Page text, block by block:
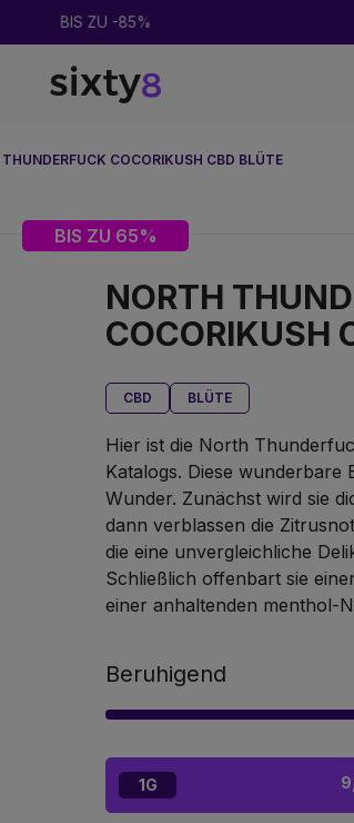
COCORIKUSH CBD BLÜTE
BIS ZU 65%
NORTH
COCORIKUSH
CBD BLÜTE
Hier ist die North
Katalogs. Diese wunderbare
Wunder. Zunächst wird sie
dann verblassen die
die eine unvergleichliche
Schließlich offenbart sie
einer anhaltenden menthol-
Beruhigend
1G